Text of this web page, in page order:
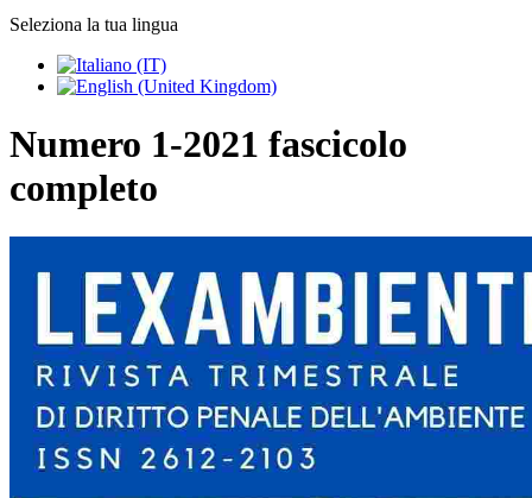
Seleziona la tua lingua
Numero 1-2021 fascicolo
completo